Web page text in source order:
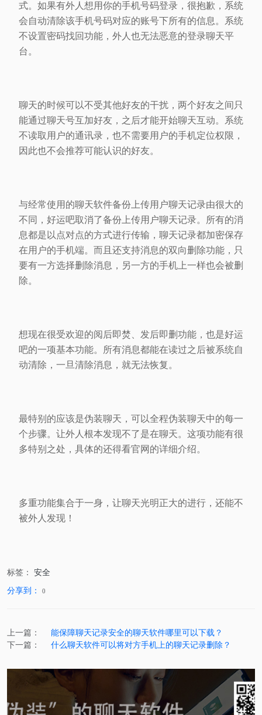
式。如果有外人想用你的手机号码登录，很抱歉，系统
会自动清除该手机号码对应的账号下所有的信息。系统
不设置密码找回功能，外人也无法恶意的登录聊天平
台。
聊天的时候可以不受其他好友的干扰，两个好友之间只
能通过聊天号互加好友，之后才能开始聊天互动。系统
不读取用户的通讯录，也不需要用户的手机定位权限，
因此也不会推荐可能认识的好友。
与经常使用的聊天软件备份上传用户聊天记录由很大的
不同，好运吧取消了备份上传用户聊天记录。所有的消
息都是以点对点的方式进行传输，聊天记录都加密保存
在用户的手机端。而且还支持消息的双向删除功能，只
要有一方选择删除消息，另一方的手机上一样也会被删
除。
想现在很受欢迎的阅后即焚、发后即删功能，也是好运
吧的一项基本功能。所有消息都能在读过之后被系统自
动清除，一旦清除消息，就无法恢复。
最特别的应该是伪装聊天，可以全程伪装聊天中的每一
个步骤。让外人根本发现不了是在聊天。这项功能有很
多特别之处，具体的还得看官网的详细介绍。
多重功能集合于一身，让聊天光明正大的进行，还能不
被外人发现！
标签： 安全
分享到： 0
上一篇：
能保障聊天记录安全的聊天软件哪里可以下载？
下一篇：
什么聊天软件可以将对方手机上的聊天记录删除？